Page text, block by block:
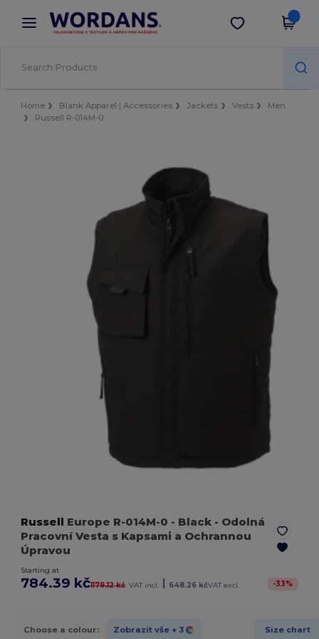
× Aplikace Wordans
Lepší ceny v aplikaci!
Stáhnout app
Home Blank Apparel | Accessories Jackets Vests
Men
Russell R-014M-0
Russell Europe R-014M-0 - Black - Odolná
Pracovní Vesta s Kapsami a Ochrannou
Úpravou
Starting at
784.39 kč1179.12 kč VAT incl. | 648.26 kčVAT excl. -33%
Choose a colour: Zobrazit vše + 3 Size chart